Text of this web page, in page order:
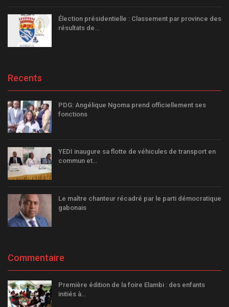
Élection présidentielle : Classement par province des
résultats de…
Recents
PDG: Angélique Ngoma prend officiellement ses
fonctions
YEDI inaugure sa flotte de véhicules de transport en
commun et…
Le maître chanteur récadré par le parti démocratique
gabonais
Commentaire
Première édition de la foire Elambi : des enfants
initiés à…